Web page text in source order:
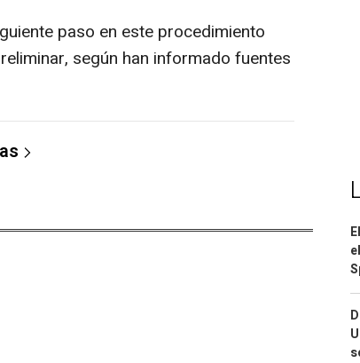
paso en este procedimiento
según han informado fuentes